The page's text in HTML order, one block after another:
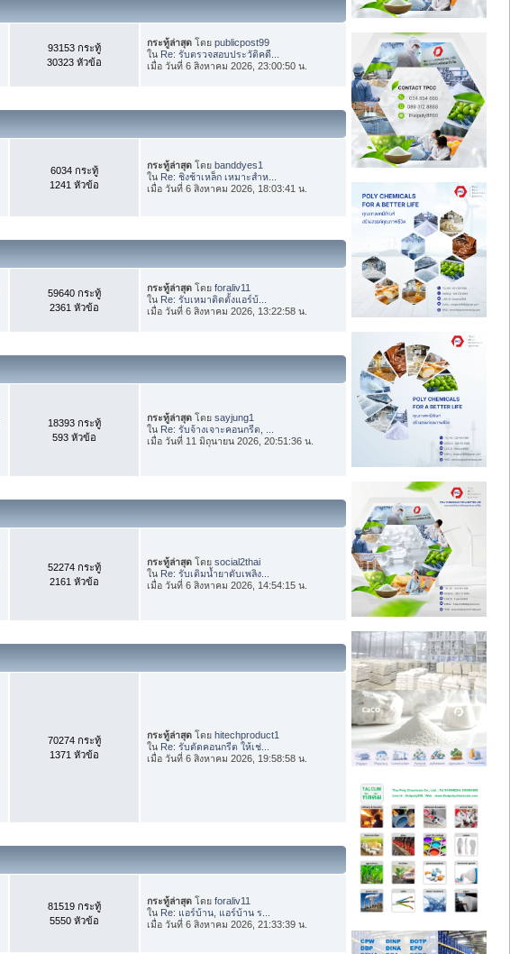
93153 กระทู้
30323 หัวข้อ
กระทู้ล่าสุด โดยpublicpost99
ใน Re: รับตรวจสอบประวัติคดี...
เมื่อ วันที่ 6 สิงหาคม 2026, 23:00:50 น.
6034 กระทู้
1241 หัวข้อ
กระทู้ล่าสุด โดยbanddyes1
ใน Re: ชิงช้าเหล็ก เหมาะสำห...
เมื่อ วันที่ 6 สิงหาคม 2026, 18:03:41 น.
59640 กระทู้
2361 หัวข้อ
กระทู้ล่าสุด โดยforaliv11
ใน Re: รับเหมาติดตั้งแอร์บ้...
เมื่อ วันที่ 6 สิงหาคม 2026, 13:22:58 น.
18393 กระทู้
593 หัวข้อ
กระทู้ล่าสุด โดยsayjung1
ใน Re: รับจ้างเจาะคอนกรีต, ...
เมื่อ วันที่ 11 มิถุนายน 2026, 20:51:36 น.
52274 กระทู้
2161 หัวข้อ
กระทู้ล่าสุด โดยsocial2thai
ใน Re: รับเติมน้ำยาดับเพลิง...
เมื่อ วันที่ 6 สิงหาคม 2026, 14:54:15 น.
70274 กระทู้
1371 หัวข้อ
กระทู้ล่าสุด โดยhitechproduct1
ใน Re: รับตัดคอนกรีต ให้เช่...
เมื่อ วันที่ 6 สิงหาคม 2026, 19:58:58 น.
81519 กระทู้
5550 หัวข้อ
กระทู้ล่าสุด โดยforaliv11
ใน Re: แอร์บ้าน, แอร์บ้าน ร...
เมื่อ วันที่ 6 สิงหาคม 2026, 21:33:39 น.